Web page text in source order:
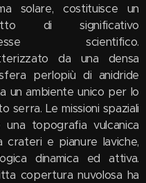
solare, costituisce un
di significativo
scientifico.
da una densa
perlopiù di anidride
un ambiente unico per lo
serra. Le missioni spaziali
topografia vulcanica
crateri e pianure laviche,
dinamica ed attiva.
copertura nuvolosa ha